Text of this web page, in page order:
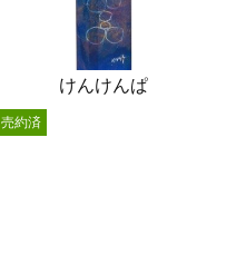
けんけんぱ
売約済